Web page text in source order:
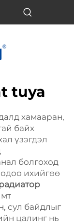
tuya
хамааран,
байх
үзэгдэл
болгоход
ихийгөө
сул байдлыг
цалинг нь